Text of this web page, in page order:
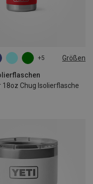
+5 Größen
18oz Chug Isolierflasche